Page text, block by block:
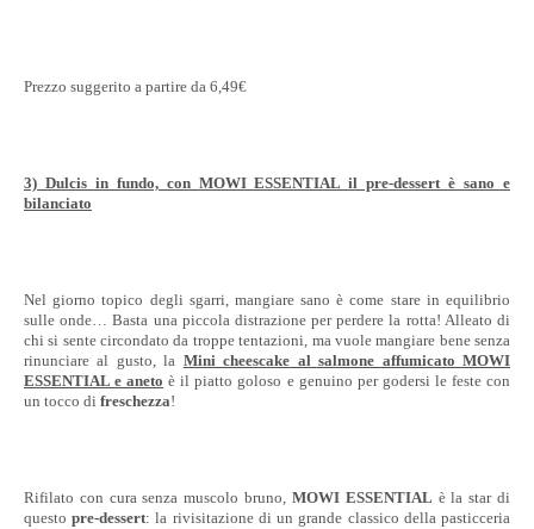
Prezzo suggerito a partire da 6,49€
3) Dulcis in fundo, con MOWI ESSENTIAL il pre-dessert è sano e
bilanciato
Nel giorno topico degli sgarri, mangiare sano è come stare in equilibrio
sulle onde… Basta una piccola distrazione per perdere la rotta! Alleato di
chi si sente circondato da troppe tentazioni, ma vuole mangiare bene senza
rinunciare al gusto, la Mini cheescake al salmone affumicato MOWI
ESSENTIAL e aneto è il piatto goloso e genuino per godersi le feste con
un tocco di freschezza!
Rifilato con cura senza muscolo bruno, MOWI ESSENTIAL è la star di
questopre-dessert: la rivisitazione di un grande classico della pasticceria